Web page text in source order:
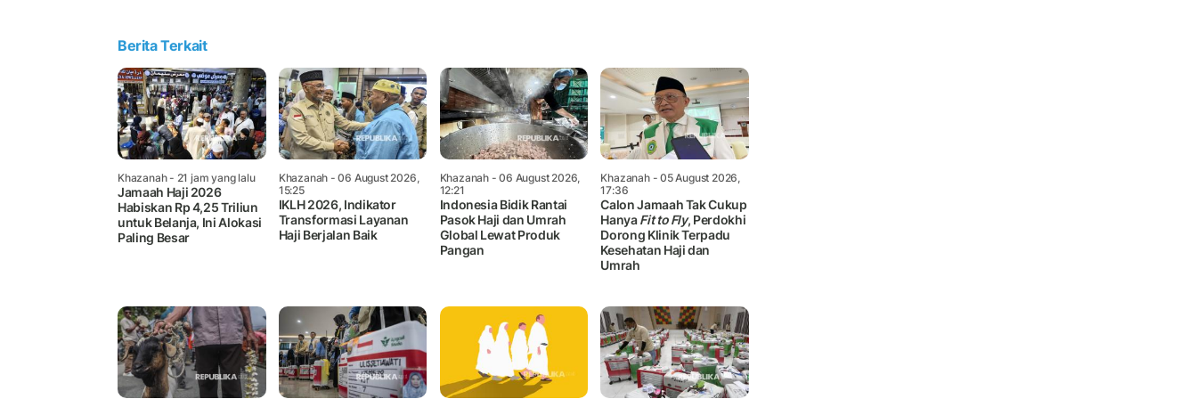
Berita Terkait
Khazanah- 21 jam yang lalu
Jamaah Haji 2026
Habiskan Rp 4,25 Triliun
untuk Belanja, Ini Alokasi
Paling Besar
Khazanah - 06 August 2026,
15:25
IKLH 2026, Indikator
Transformasi Layanan
Haji Berjalan Baik
Khazanah- 06 August 2026,
12:21
Indonesia Bidik Rantai
Pasok Haji dan Umrah
Global Lewat Produk
Pangan
Khazanah- 05 August 2026,
17:36
Calon Jamaah Tak Cukup
HanyaFit to Fly, Perdokhi
Dorong Klinik Terpadu
Kesehatan Haji dan
Umrah